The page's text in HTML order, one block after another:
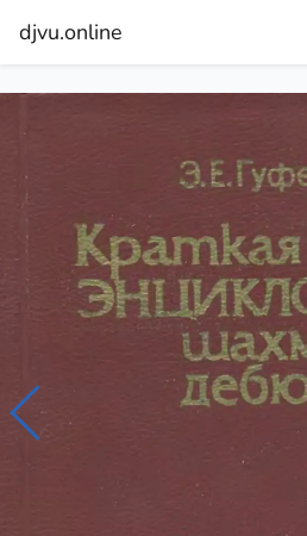
djvu.online